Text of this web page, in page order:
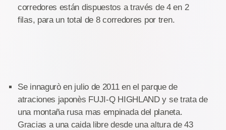
corredores están dispuestos a través de 4 en 2
filas, para un total de 8 corredores por tren.
Se innagurò en julio de 2011 en el parque de
atraciones japonès FUJI-Q HIGHLAND y se trata de
una montaña rusa mas empinada del planeta.
Gracias a una caida libre desde una altura de 43